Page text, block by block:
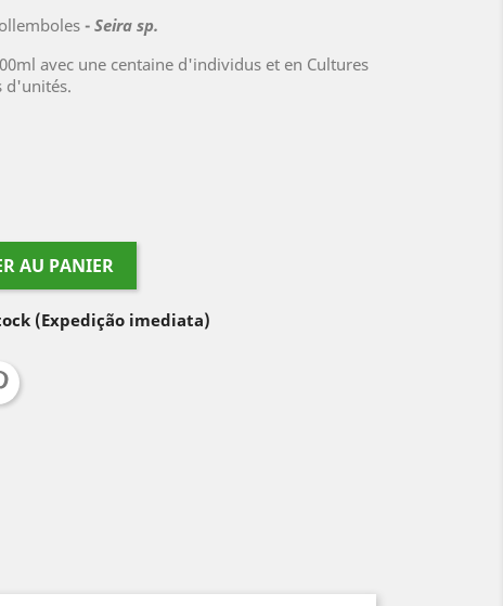
- Seira sp.
avec une centaine d'individus et en Cultures
d'unités.
AU PANIER
(Expedição imediata)